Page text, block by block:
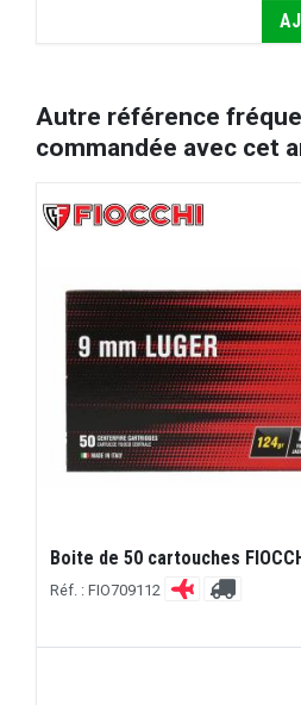
Autre référence
commandée avec cet
Boite de 50 cartouches
Réf. : FIO709112